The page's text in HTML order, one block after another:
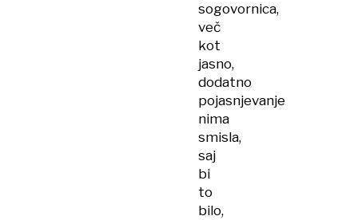
sogovornica,
več
kot
jasno,
dodatno
pojasnjevanje
nima
smisla,
saj
bi
to
bilo,